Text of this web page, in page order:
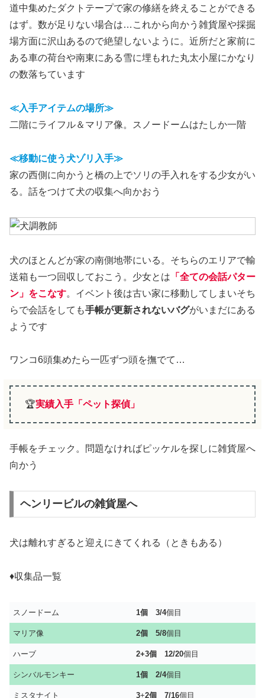
道中集めたダクトテープで家の修繕を終えることができる
はず。数が足りない場合は…これから向かう雑貨屋や採掘
場方面に沢山あるので絶望しないように。近所だと家前に
ある車の荷台や南東にある雪に埋もれた丸太小屋にかなり
の数落ちています
≪入手アイテムの場所≫
二階にライフル＆マリア像。スノードームはたしか一階
≪移動に使う犬ゾリ入手≫
家の西側に向かうと橋の上でソリの手入れをする少女がい
る。話をつけて犬の収集へ向かおう
犬のほとんどが家の南側地帯にいる。そちらのエリアで輸
送箱も一つ回収しておこう。少女とは 「全ての会話パター
ン」をこなす。イベント後は古い家に移動してしまいそち
らで会話をしても手帳が更新されないバグがいまだにある
ようです
ワンコ6頭集めたら一匹ずつ頭を撫でて…
🏆実績入手「ペット探偵」
手帳をチェック。問題なければピッケルを探しに雑貨屋へ
向かう
ヘンリービルの雑貨屋へ
犬は離れすぎると迎えにきてくれる（ときもある）
♦収集品一覧
スノードーム 1個 3/4個目
マリア像 2個 5/8個目
ハーブ 2+3個 12/20個目
シンバルモンキー 1個 2/4個目
ミスタナイト 3+2個 7/16個目